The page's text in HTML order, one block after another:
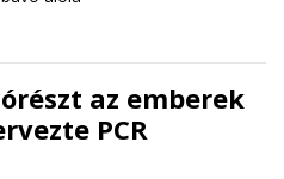
az emberek
PCR